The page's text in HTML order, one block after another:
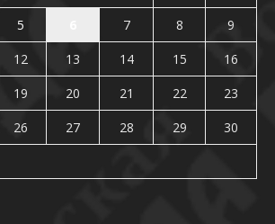
5 7 8
9
12 13 14 15
16
19 20 21 22
23
26 27 28 29
30